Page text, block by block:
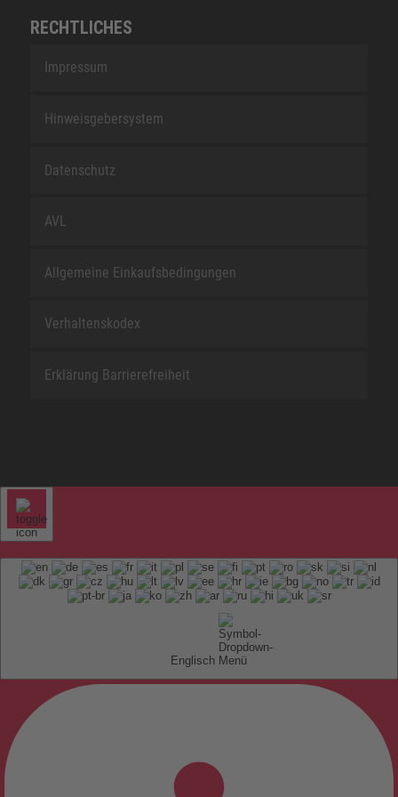
RECHTLICHES
Impressum
Hinweisgebersystem
Datenschutz
AVL
Allgemeine Einkaufsbedingungen
Verhaltenskodex
Erklärung Barrierefreiheit
Englisch